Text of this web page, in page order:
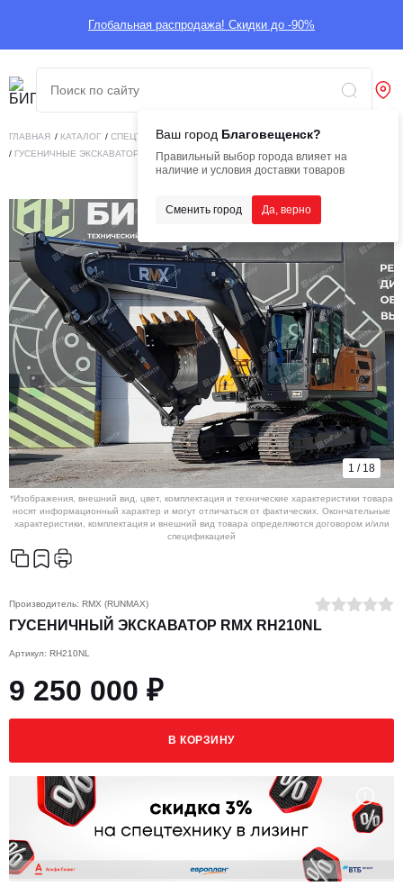
Глобальная распродажа! Скидки до -90%
Ваш город Благовещенск?
Правильный выбор города влияет на
наличие и условия доставки товаров
Сменить город Да, верно
ГЛАВНАЯ / КАТАЛОГ / СПЕЦТЕХНИКА /ДОРОЖНО-СТРОИТЕЛЬНАЯ ТЕХНИКА
/ ГУСЕНИЧНЫЕ ЭКСКАВАТОРЫ /ГУСЕНИЧНЫЙ ЭКСКАВАТОР RMX RH210NL
1 / 18
*Изображения, внешний вид, цвет, комплектация и технические характеристики товара
носят информационный характер и могут отличаться от фактических. Окончательные
характеристики, комплектация и внешний вид товара определяются договором и/или
спецификацией
Производитель: RMX (RUNMAX)
ГУСЕНИЧНЫЙ ЭКСКАВАТОР RMX RH210NL
Артикул: RH210NL
9 250 000 ₽
В КОРЗИНУ